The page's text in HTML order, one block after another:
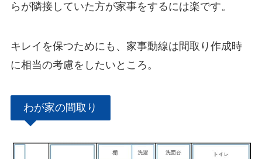
らが隣接していた方が家事をするには楽です。
キレイを保つためにも、家事動線は間取り作成時
に相当の考慮をしたいところ。
わが家の間取り